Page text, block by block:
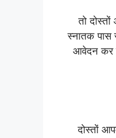
तो
स्नातक पास
आवेदन कर
दोस्तों